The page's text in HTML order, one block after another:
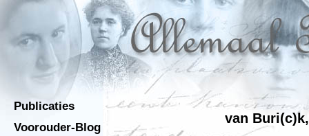
Publicaties
Voorouder-Blog
van